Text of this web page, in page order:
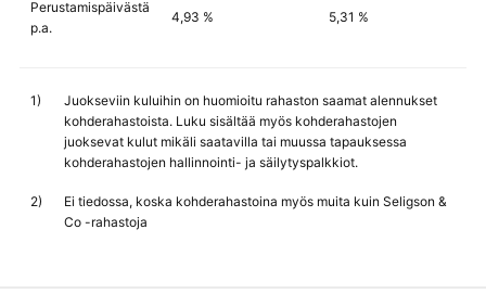
Perustamispäivästä
p.a.
4,93 % 5,31 %
1)
Juokseviin kuluihin on huomioitu rahaston saamat alennukset
kohderahastoista. Luku sisältää myös kohderahastojen
juoksevat kulut mikäli saatavilla tai muussa tapauksessa
kohderahastojen hallinnointi- ja säilytyspalkkiot.
2)
Ei tiedossa, koska kohderahastoina myös muita kuin Seligson &
Co -rahastoja